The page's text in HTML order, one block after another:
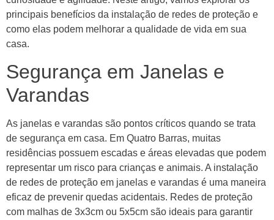
principais benefícios da instalação de redes de proteção e
como elas podem melhorar a qualidade de vida em sua
casa.
Segurança em Janelas e
Varandas
As janelas e varandas são pontos críticos quando se trata
de segurança em casa. Em Quatro Barras, muitas
residências possuem escadas e áreas elevadas que podem
representar um risco para crianças e animais. A instalação
de redes de proteção em janelas e varandas é uma maneira
eficaz de prevenir quedas acidentais. Redes de proteção
com malhas de 3x3cm ou 5x5cm são ideais para garantir